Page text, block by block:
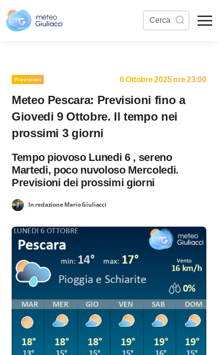
Previsioni 6 Ottobre 2025 ore 23:00
Meteo Pescara: Previsioni fino a
Giovedi 9 Ottobre. Il tempo nei
prossimi 3 giorni
Tempo piovoso Lunedi 6 , sereno
Martedi, poco nuvoloso Mercoledi.
Previsioni dei prossimi giorni
In redazione Mario Giuliacci